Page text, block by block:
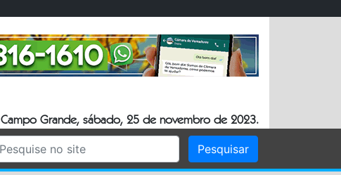
Campo Grande, sábado, 25 de novembro de 2023.